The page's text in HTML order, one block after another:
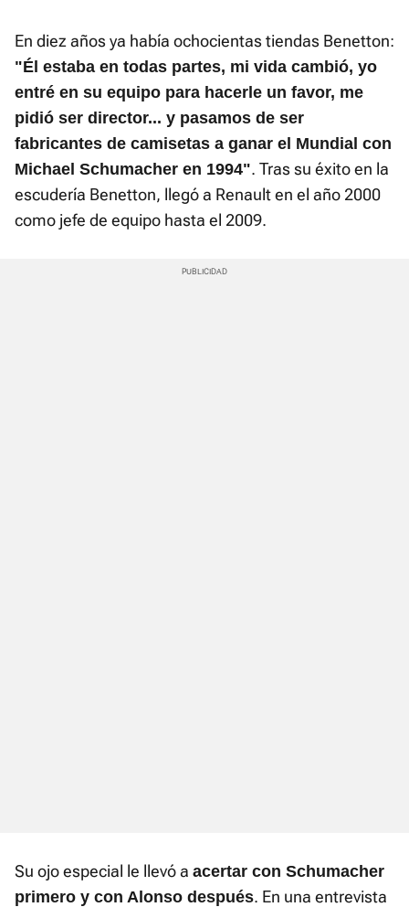
En diez años ya había ochocientas tiendas Benetton:
"Él estaba en todas partes, mi vida cambió, yo
entré en su equipo para hacerle un favor, me
pidió ser director... y pasamos de ser
fabricantes de camisetas a ganar el Mundial con
Michael Schumacher en 1994". Tras su éxito en la
escudería Benetton, llegó a Renault en el año 2000
como jefe de equipo hasta el 2009.
Su ojo especial le llevó a acertar con Schumacher
primero y con Alonso después. En una entrevista